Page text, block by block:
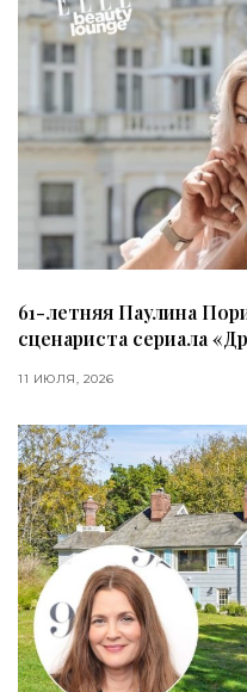
61-летняя Паулина
сценариста сериала
11 ИЮЛЯ, 2026